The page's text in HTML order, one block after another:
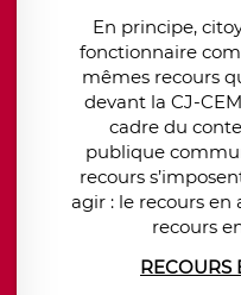
En principe,
fonctionnaire
mêmes recours
devant la CJ-
cadre du
publique
recours
agir : le recours
recours
RECOURS